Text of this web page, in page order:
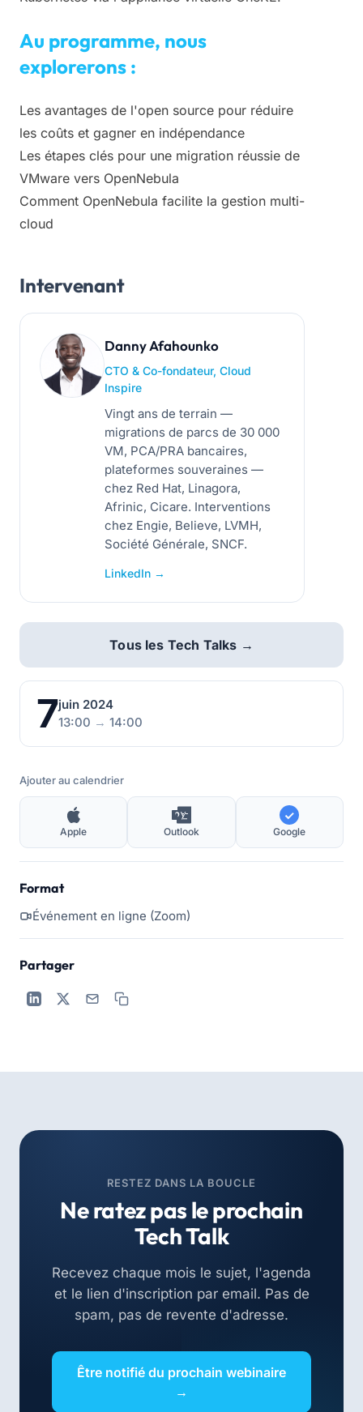
Au programme, nous
explorerons :
Les avantages de l'open source pour réduire
les coûts et gagner en indépendance
Les étapes clés pour une migration réussie de
VMware vers OpenNebula
Comment OpenNebula facilite la gestion multi-
cloud
Intervenant
Danny Afahounko
CTO & Co-fondateur, Cloud
Inspire
Vingt ans de terrain —
migrations de parcs de 30 000
VM, PCA/PRA bancaires,
plateformes souveraines —
chez Red Hat, Linagora,
Afrinic, Cicare. Interventions
chez Engie, Believe, LVMH,
Société Générale, SNCF.
LinkedIn →
Tous les Tech Talks →
7juin 2024
13:00 → 14:00
Ajouter au calendrier
Apple Outlook Google
Format
Événement en ligne (Zoom)
Partager
RESTEZ DANS LA BOUCLE
Ne ratez pas le prochain
Tech Talk
Recevez chaque mois le sujet, l'agenda
et le lien d'inscription par email. Pas de
spam, pas de revente d'adresse.
Être notifié du prochain webinaire
→